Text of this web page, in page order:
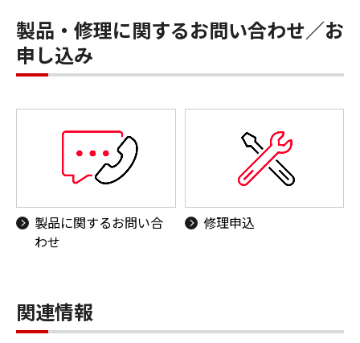
製品・修理に関するお問い合わせ／お
申し込み
製品に関するお問い合
わせ
修理申込
関連情報